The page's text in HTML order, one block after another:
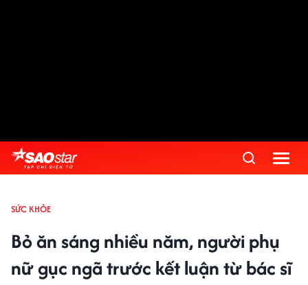
SỨC KHỎE
Bỏ ăn sáng nhiều năm, người phụ
nữ gục ngã trước kết luận từ bác sĩ